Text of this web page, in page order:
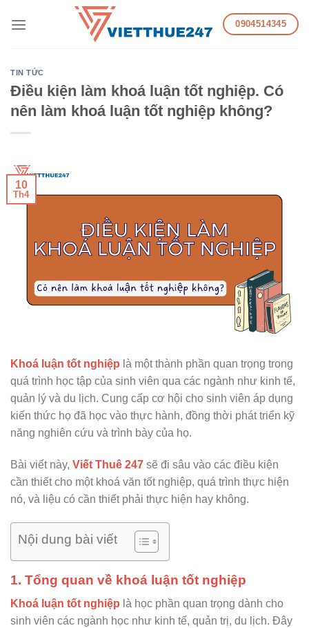
0904514345
TIN TỨC
Điều kiện làm khoá luận tốt nghiệp. Có
nên làm khoá luận tốt nghiệp không?
10
Th4
Khoá luận tốt nghiệp là một thành phần quan trọng trong
quá trình học tập của sinh viên qua các ngành như kinh tế,
quản lý và du lịch. Cung cấp cơ hội cho sinh viên áp dụng
kiến thức họ đã học vào thực hành, đồng thời phát triển kỹ
năng nghiên cứu và trình bày của họ.
Bài viết này, Viết Thuê 247 sẽ đi sâu vào các điều kiện
cần thiết cho một khoá văn tốt nghiệp, quá trình thực hiện
nó, và liệu có cần thiết phải thực hiện hay không.
Nội dung bài viết
1. Tổng quan về khoá luận tốt nghiệp
Khoá luận tốt nghiệp là học phần quan trọng dành cho
sinh viên các ngành học như kinh tế, quản trị, du lịch. Đây